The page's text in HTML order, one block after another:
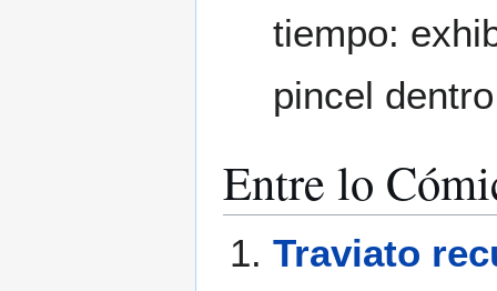
tiempo:
pincel
Entre lo
Traviato